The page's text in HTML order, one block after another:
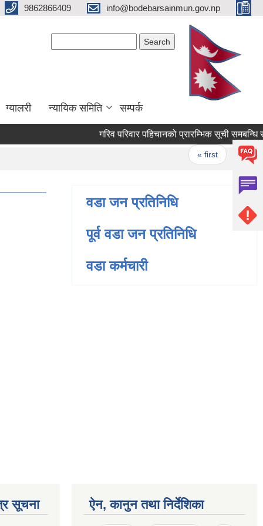
9862866409 info@bodebarsainmun.gov.np
ग्यालरी न्यायिक समिति सम्पर्क
गरिव परिवार पहिचानको प्रारम्भिक सूची समबन्धि
« first ‹
वडा जन प्रतिनिधि
पूर्व वडा जन प्रतिनिधि
वडा कर्मचारी
सूचना ऐन, कानुन तथा निर्देशिका